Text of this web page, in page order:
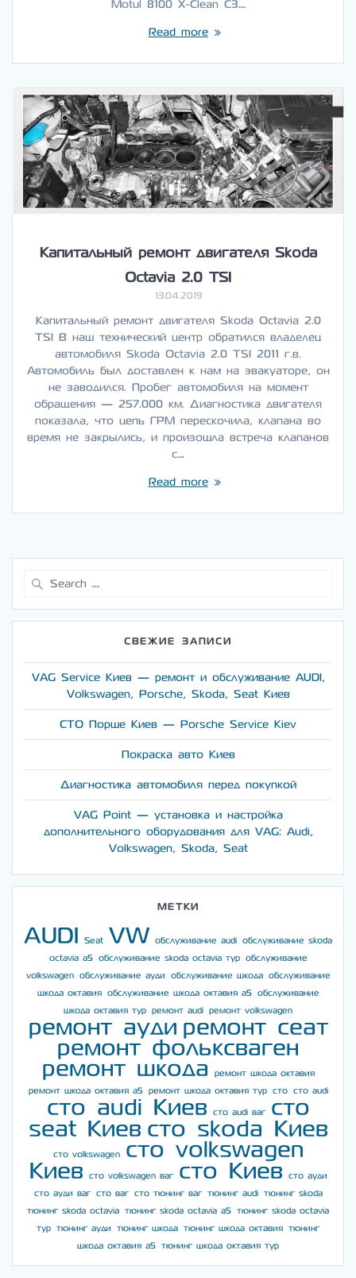
Motul 8100 X-Clean C3…
Read more
Капитальный ремонт двигателя Skoda
Octavia 2.0 TSI
13.04.2019
Капитальный ремонт двигателя Skoda Octavia 2.0
TSI В наш технический центр обратился владелец
автомобиля Skoda Octavia 2.0 TSI 2011 г.в.
Автомобиль был доставлен к нам на эвакуаторе, он
не заводился. Пробег автомобиля на момент
обращения — 257.000 км. Диагностика двигателя
показала, что цепь ГРМ перескочила, клапана во
время не закрылись, и произошла встреча клапанов
с…
Read more
СВЕЖИЕ ЗАПИСИ
VAG Service Киев — ремонт и обслуживание AUDI,
Volkswagen, Porsche, Skoda, Seat Киев
СТО Порше Киев — Porsche Service Kiev
Покраска авто Киев
Диагностика автомобиля перед покупкой
VAG Point — установка и настройка
дополнительного оборудования для VAG: Audi,
Volkswagen, Skoda, Seat
МЕТКИ
AUDI Seat VW обслуживание audi
обслуживание skoda
octavia a5
обслуживание skoda octavia тур
обслуживание
volkswagen
обслуживание ауди обслуживание шкода
обслуживание
шкода октавия
обслуживание шкода октавия а5
обслуживание
шкода октавия тур
ремонт audi ремонт volkswagen
ремонт ауди ремонт сеат
ремонт фольксваген
ремонт шкода
ремонт шкода октавия
ремонт шкода октавия а5
ремонт шкода октавия тур сто сто audi
сто audi Киев сто audi ваг
сто
seat Киев сто skoda Киев
сто volkswagen
сто volkswagen
Киев
сто volkswagen ваг сто Киев
сто ауди
сто ауди ваг
сто ваг сто тюнинг ваг тюнинг audi
тюнинг skoda
тюнинг skoda octavia
тюнинг skoda octavia a5
тюнинг skoda octavia
тур
тюнинг ауди тюнинг шкода тюнинг шкода октавия
тюнинг
шкода октавия а5
тюнинг шкода октавия тур